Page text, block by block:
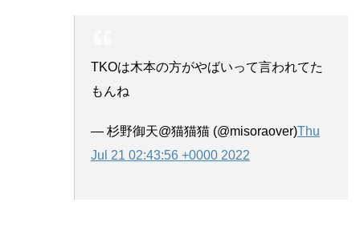
TKOは木本の方がやばいって言われてた
もんね
— 杉野御天@猫猫猫 (@misoraover)Thu
Jul 21 02:43:56 +0000 2022